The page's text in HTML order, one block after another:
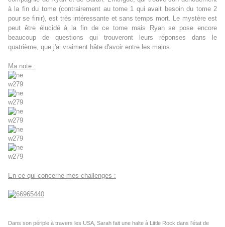
à la fin du tome (contrairement au tome 1 qui avait besoin du tome 2
pour se finir), est très intéressante et sans temps mort. Le mystère est
peut être élucidé à la fin de ce tome mais Ryan se pose encore
beaucoup de questions qui trouveront leurs réponses dans le
quatrième, que j'ai vraiment hâte d'avoir entre les mains.
Ma note :
En ce qui concerne mes challenges :
Dans son périple à travers les USA, Sarah fait une halte à Little Rock dans l'état de